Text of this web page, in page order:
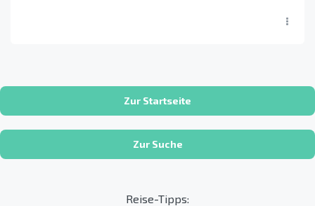
Zur Startseite
Zur Suche
Reise-Tipps: